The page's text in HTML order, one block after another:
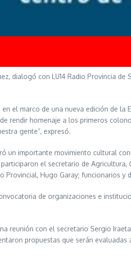
dialogó con LU14 Radio Provincia
el marco de una nueva edición de
rendir homenaje a los primeros
gente”, expresó.
un importante movimiento cultural
el secretario de
Provincial, Hugo Garay; funcionarios
de organizaciones e
reunión con el secretario Sergio
propuestas que serán